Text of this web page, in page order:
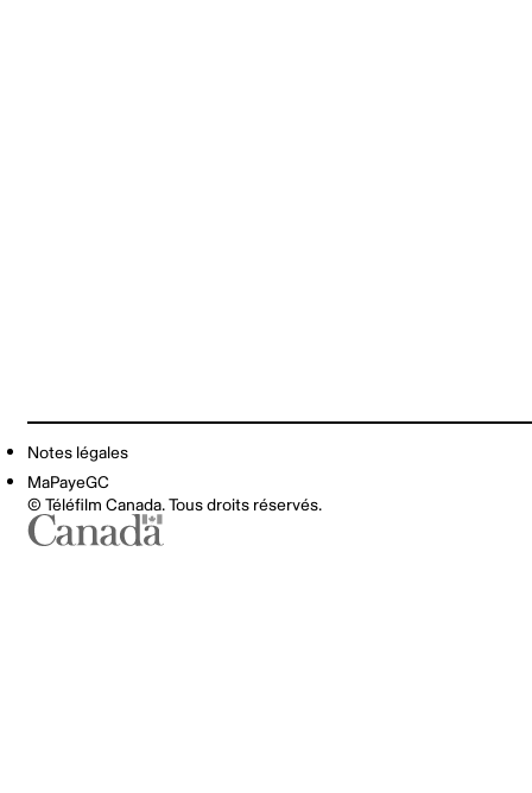
Notes légales
MaPayeGC
© Téléfilm Canada. Tous droits réservés.